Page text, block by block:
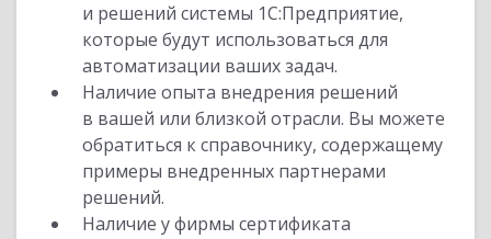
и решений системы 1С:Предприятие,
которые будут использоваться для
автоматизации ваших задач.
Наличие опыта внедрения решений
в вашей или близкой отрасли. Вы можете
обратиться к справочнику, содержащему
примеры внедренных партнерами
решений.
Наличие у фирмы сертификата